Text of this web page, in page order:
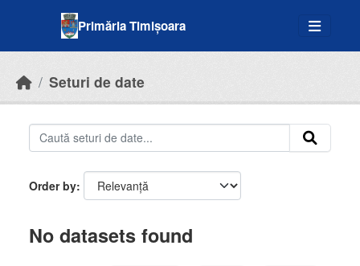
Primăria Timișoara
Seturi de date
Order by
No datasets found